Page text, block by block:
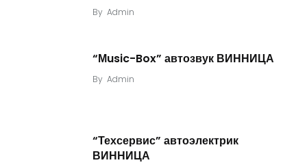
By Admin
“Мusic-Box” автозвук ВИННИЦА
By Admin
“Техсервис” автоэлектрик
ВИННИЦА